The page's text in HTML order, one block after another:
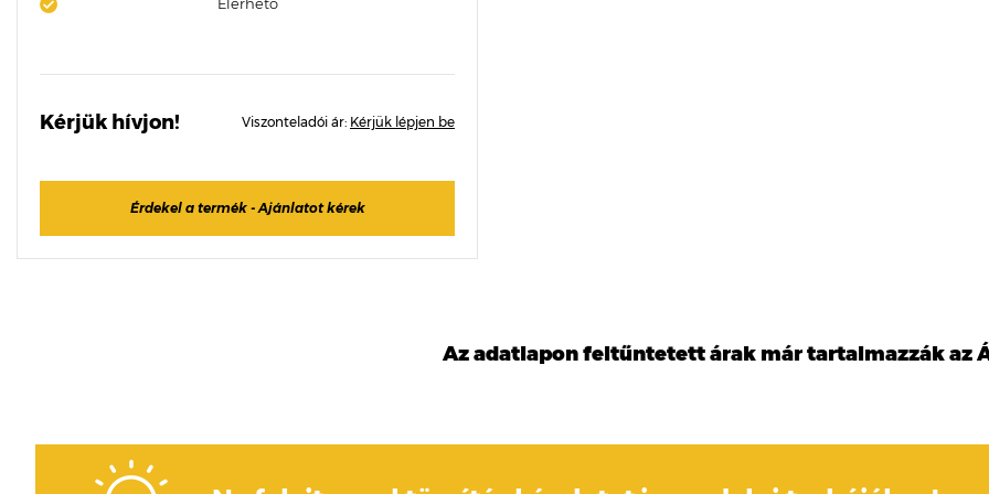
Kérjük hívjon! Viszonteladói ár: Kérjük lépjen be
Érdekel a termék - Ajánlatot kérek
Az adatlapon feltűntetett árak már tartalmazzák az